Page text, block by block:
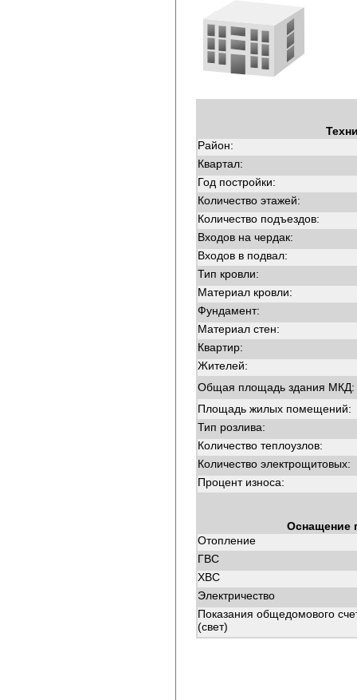
Район:
Квартал:
Год постройки:
Количество этажей:
Количество подъездов:
Входов на чердак:
Входов в подвал:
Тип кровли:
Материал кровли:
Фундамент:
Материал стен:
Квартир:
Жителей:
Общая площадь здания МКД:
Площадь жилых помещений:
Тип розлива:
Количество теплоузлов:
Количество электрощитовых:
Процент износа:
Оснащение
Отопление
ГВС
ХВС
Электричество
Показания общедомового
(свет)